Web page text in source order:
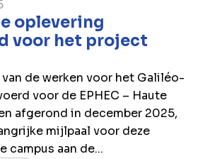
oplevering
voor het project
de werken voor het Galiléo-
voor de EPHEC – Haute
afgerond in december 2025,
mijlpaal voor deze
campus aan de...